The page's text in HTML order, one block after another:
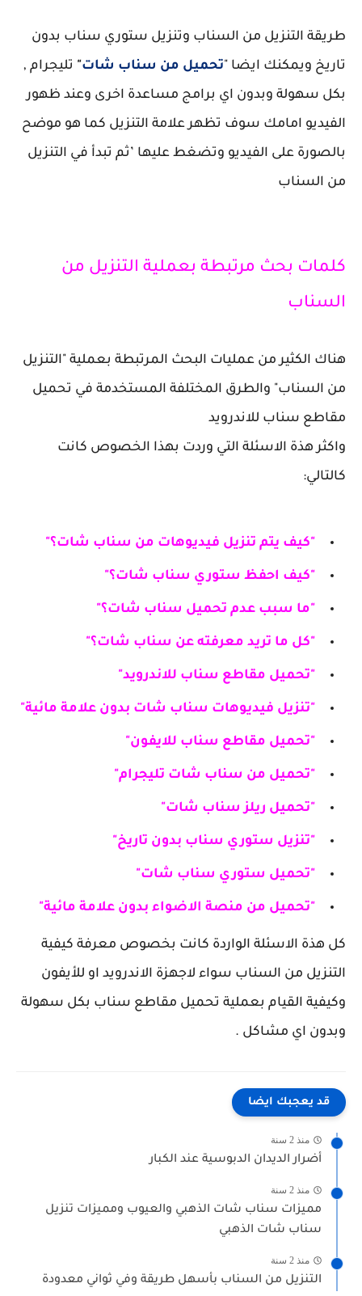
طريقة التنزيل من السناب وتنزيل ستوري سناب بدون
تاريخ ويمكنك ايضا "تحميل من سناب شات" تليجرام ,
بكل سهولة وبدون اي برامج مساعدة اخرى وعند ظهور
الفيديو امامك سوف تظهر علامة التنزيل كما هو موضح
بالصورة على الفيديو وتضغط عليها ’ثم تبدأ في التنزيل
من السناب
كلمات بحث مرتبطة بعملية التنزيل من
السناب
هناك الكثير من عمليات البحث المرتبطة بعملية "التنزيل
من السناب" والطرق المختلفة المستخدمة في تحميل
مقاطع سناب للاندرويد
واكثر هذة الاسئلة التي وردت بهذا الخصوص كانت
كالتالي:
"كيف يتم تنزيل فيديوهات من سناب شات؟"
"كيف احفظ ستوري سناب شات؟"
"ما سبب عدم تحميل سناب شات؟"
"كل ما تريد معرفته عن سناب شات؟"
"تحميل مقاطع سناب للاندرويد"
"تنزيل فيديوهات سناب شات بدون علامة مائية"
"تحميل مقاطع سناب للايفون"
"تحميل من سناب شات تليجرام"
"تحميل ريلز سناب شات"
"تنزيل ستوري سناب بدون تاريخ"
"تحميل ستوري سناب شات"
"تحميل من منصة الاضواء بدون علامة مائية"
كل هذة الاسئلة الواردة كانت بخصوص معرفة كيفية
التنزيل من السناب سواء لاجهزة الاندرويد او للأيفون
وكيفية القيام بعملية تحميل مقاطع سناب بكل سهولة
وبدون اي مشاكل .
قد يعجبك ايضا
منذ 2 سنة
أضرار الديدان الدبوسية عند الكبار
منذ 2 سنة
مميزات سناب شات الذهبي والعيوب ومميزات تنزيل
سناب شات الذهبي
منذ 2 سنة
التنزيل من السناب بأسهل طريقة وفي ثواني معدودة